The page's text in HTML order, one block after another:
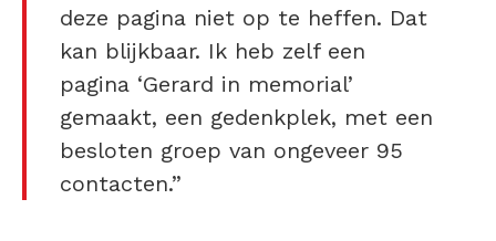
deze pagina niet op te heffen. Dat
kan blijkbaar. Ik heb zelf een
pagina ‘Gerard in memorial’
gemaakt, een gedenkplek, met een
besloten groep van ongeveer 95
contacten.”